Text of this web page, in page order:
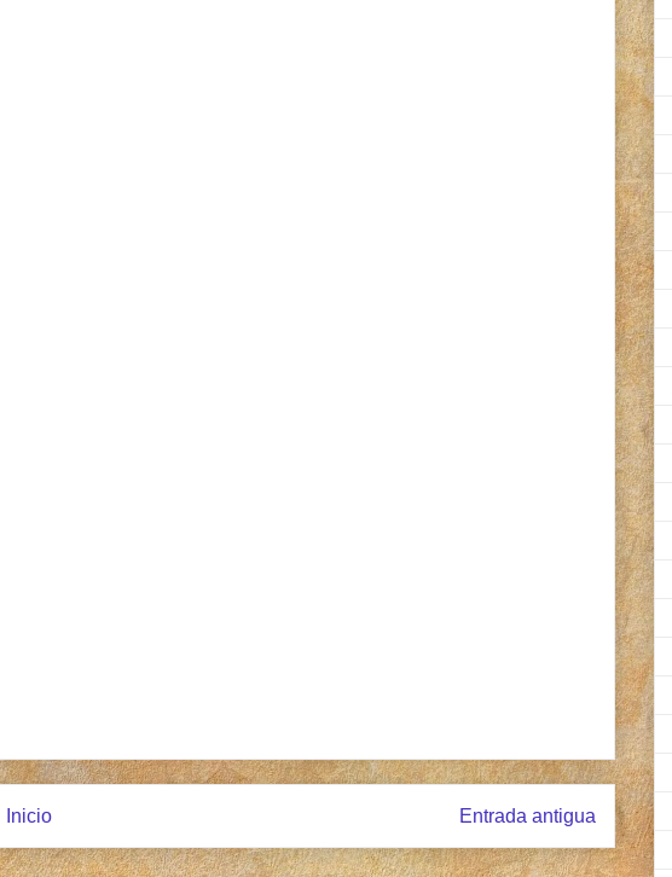
Entrada antigua
Inicio